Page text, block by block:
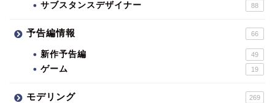
サブスタンスデザイナー 88
予告編情報 66
新作予告編 49
ゲーム 19
モデリング 269